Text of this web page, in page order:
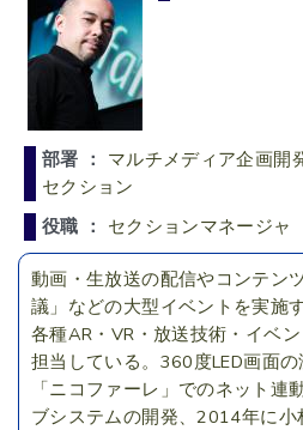
部署 ： マルチメディア企画
セクション
役職 ： セクションマネージャ
動画・生放送の配信やコンテン
議」などの大型イベントを実施
各種AR・VR・放送技術・イベ
担当している。360度LED画面
「ニコファーレ」でのネット連
ブシステムの開発、2014年に小